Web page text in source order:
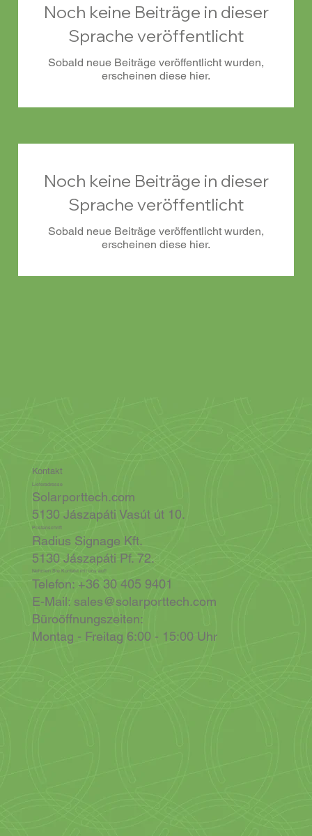
Kontakt
Lieferadresse
Solarporttech.com
5130 Jászapáti Vasút út 10.
Postanschrift
Radius Signage Kft.
5130 Jászapáti Pf. 72.
Nehmen Sie Kontakt mit uns auf!
Telefon: +36 30 405 9401
E-Mail: sales@solarporttech.com
Büroöffnungszeiten:
Montag - Freitag 6:00 - 15:00 Uhr
Noch keine Beiträge in dieser
Sprache veröffentlicht
Sobald neue Beiträge veröffentlicht wurden,
erscheinen diese hier.
Noch keine Beiträge in dieser
Sprache veröffentlicht
Sobald neue Beiträge veröffentlicht wurden,
erscheinen diese hier.